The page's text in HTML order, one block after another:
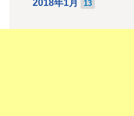
2018年1月 13